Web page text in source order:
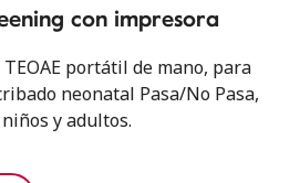
con impresora
portátil de mano, para
neonatal Pasa/No Pasa,
y adultos.